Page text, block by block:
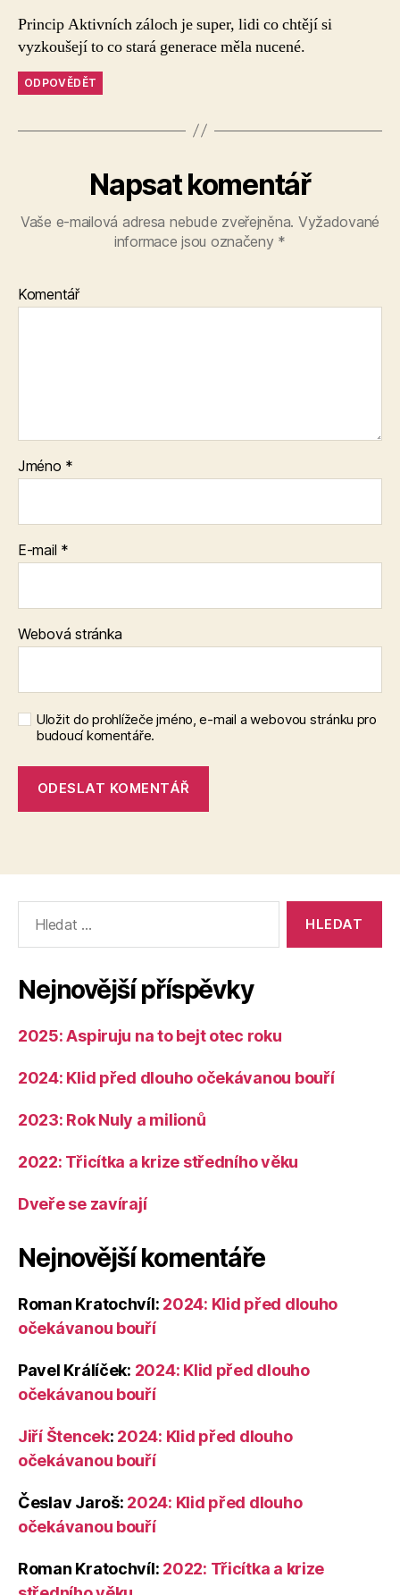
Princip Aktivních záloch je super, lidi co chtějí si
vyzkoušejí to co stará generace měla nucené.
ODPOVĚDĚT
Napsat komentář
Vaše e-mailová adresa nebude zveřejněna. Vyžadované
informace jsou označeny *
Komentář
Jméno *
E-mail *
Webová stránka
Uložit do prohlížeče jméno, e-mail a webovou stránku pro
budoucí komentáře.
vyhledávání:
Nejnovější příspěvky
2025: Aspiruju na to bejt otec roku
2024: Klid před dlouho očekávanou bouří
2023: Rok Nuly a milionů
2022: Třicítka a krize středního věku
Dveře se zavírají
Nejnovější komentáře
Roman Kratochvíl: 2024: Klid před dlouho
očekávanou bouří
Pavel Králíček: 2024: Klid před dlouho
očekávanou bouří
Jiří Štencek: 2024: Klid před dlouho
očekávanou bouří
Česlav Jaroš: 2024: Klid před dlouho
očekávanou bouří
Roman Kratochvíl: 2022: Třicítka a krize